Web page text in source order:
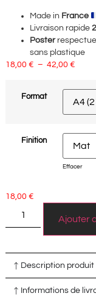
Made in France
Livraison rapide
Poster
sans plastique
18,00 € – 42,00 €
Format
Finition
Effacer
18,00 €
Ajouter
Description produit
Informations de